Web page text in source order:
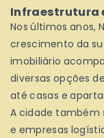
Infraestrutura
Nos últimos anos,
crescimento da
imobiliário
diversas opções
até casas e
A cidade também
e empresas